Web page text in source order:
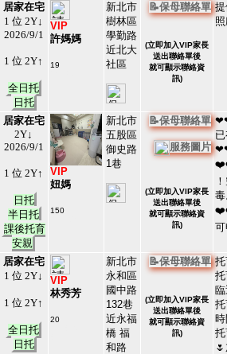
居家在宅
1 位 2Y↓
2026/9/1
1 位 2Y↑
全日托
日托
VIP
許媽媽
19
新北市
樹林區
學勤路
近北大
社區
📝保母聯絡單
(立即加入VIP家長
送出聯絡單後
就可顯示聯絡資
訊)
居家在宅
2Y↓
2026/9/1
1 位 2Y↑
日托
半日托
課後托育
安親
VIP
妞媽
150
新北市
五股區
御史路
1巷
📝保母聯絡單
服務圖片
(立即加入VIP家長
送出聯絡單後
就可顯示聯絡資
訊)
居家在宅
1 位 2Y↓
1 位 2Y↑
全日托
日托
VIP
林秀芳
20
新北市
永和區
國中路
132巷
近永福
橋 福
和路
📝保母聯絡單
(立即加入VIP家長
送出聯絡單後
就可顯示聯絡資
訊)